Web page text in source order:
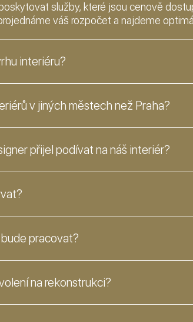
služby, které jsou cenově
váš rozpočet a najdeme
interiéru?
v jiných městech než Praha?
přijel podívat na náš interiér?
pracovat?
na rekonstrukci?